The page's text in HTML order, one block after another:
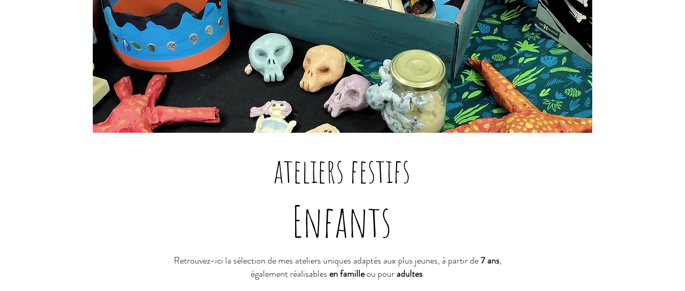
ateliers festifs
Enfants
Retrouvez-ici la sélection de mes ateliers uniques adaptés aux plus jeunes, à partir de7 ans,
également réalisablesen familleou pouradultes.